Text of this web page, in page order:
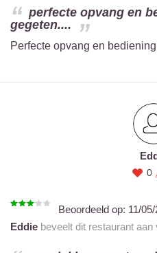
perfecte opvang en
gegeten....
Perfecte opvang en
0
Beoordeeld op: 11/
Eddie beveelt dit restaurant aan